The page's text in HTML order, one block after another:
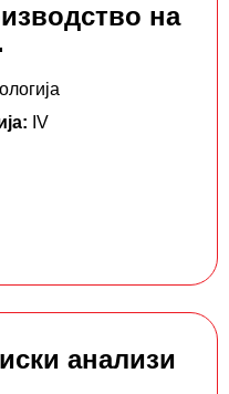
на
IV
анализи